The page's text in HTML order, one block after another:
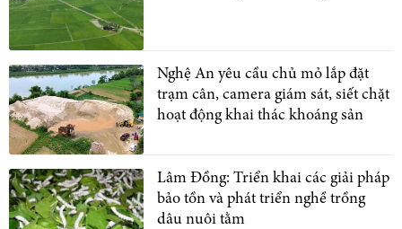
Nghệ An yêu cầu chủ mỏ lắp đặt
trạm cân, camera giám sát, siết chặt
hoạt động khai thác khoáng sản
Lâm Đồng: Triển khai các giải pháp
bảo tồn và phát triển nghề trồng
dâu nuôi tằm